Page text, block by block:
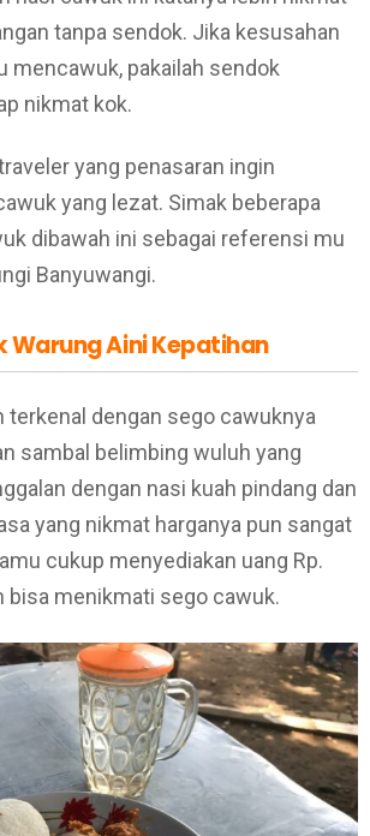
tanpa sendok. Jika kesusahan
mencawuk, pakailah sendok
nikmat kok.
yang penasaran ingin
yang lezat. Simak beberapa
dibawah ini sebagai referensi mu
Banyuwangi.
Warung Aini Kepatihan
terkenal dengan sego cawuknya
sambal belimbing wuluh yang
dengan nasi kuah pindang dan
yang nikmat harganya pun sangat
cukup menyediakan uang Rp.
bisa menikmati sego cawuk.